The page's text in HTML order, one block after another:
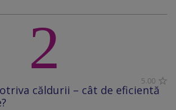
2 5.00
căldurii – cât de eficientă